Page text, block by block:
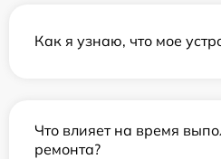
Как я узнаю, что мое
Что влияет на время
ремонта?